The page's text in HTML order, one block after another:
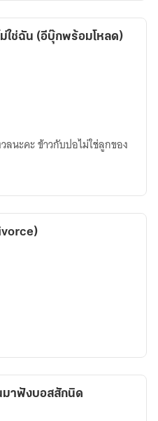
ม่ใช่ฉัน (อีบุ๊กพร้อมโหลด)
ลนะคะ ข้าวกับปอไม่ใช่ลูกของ
มาฟังบอสสักนิด